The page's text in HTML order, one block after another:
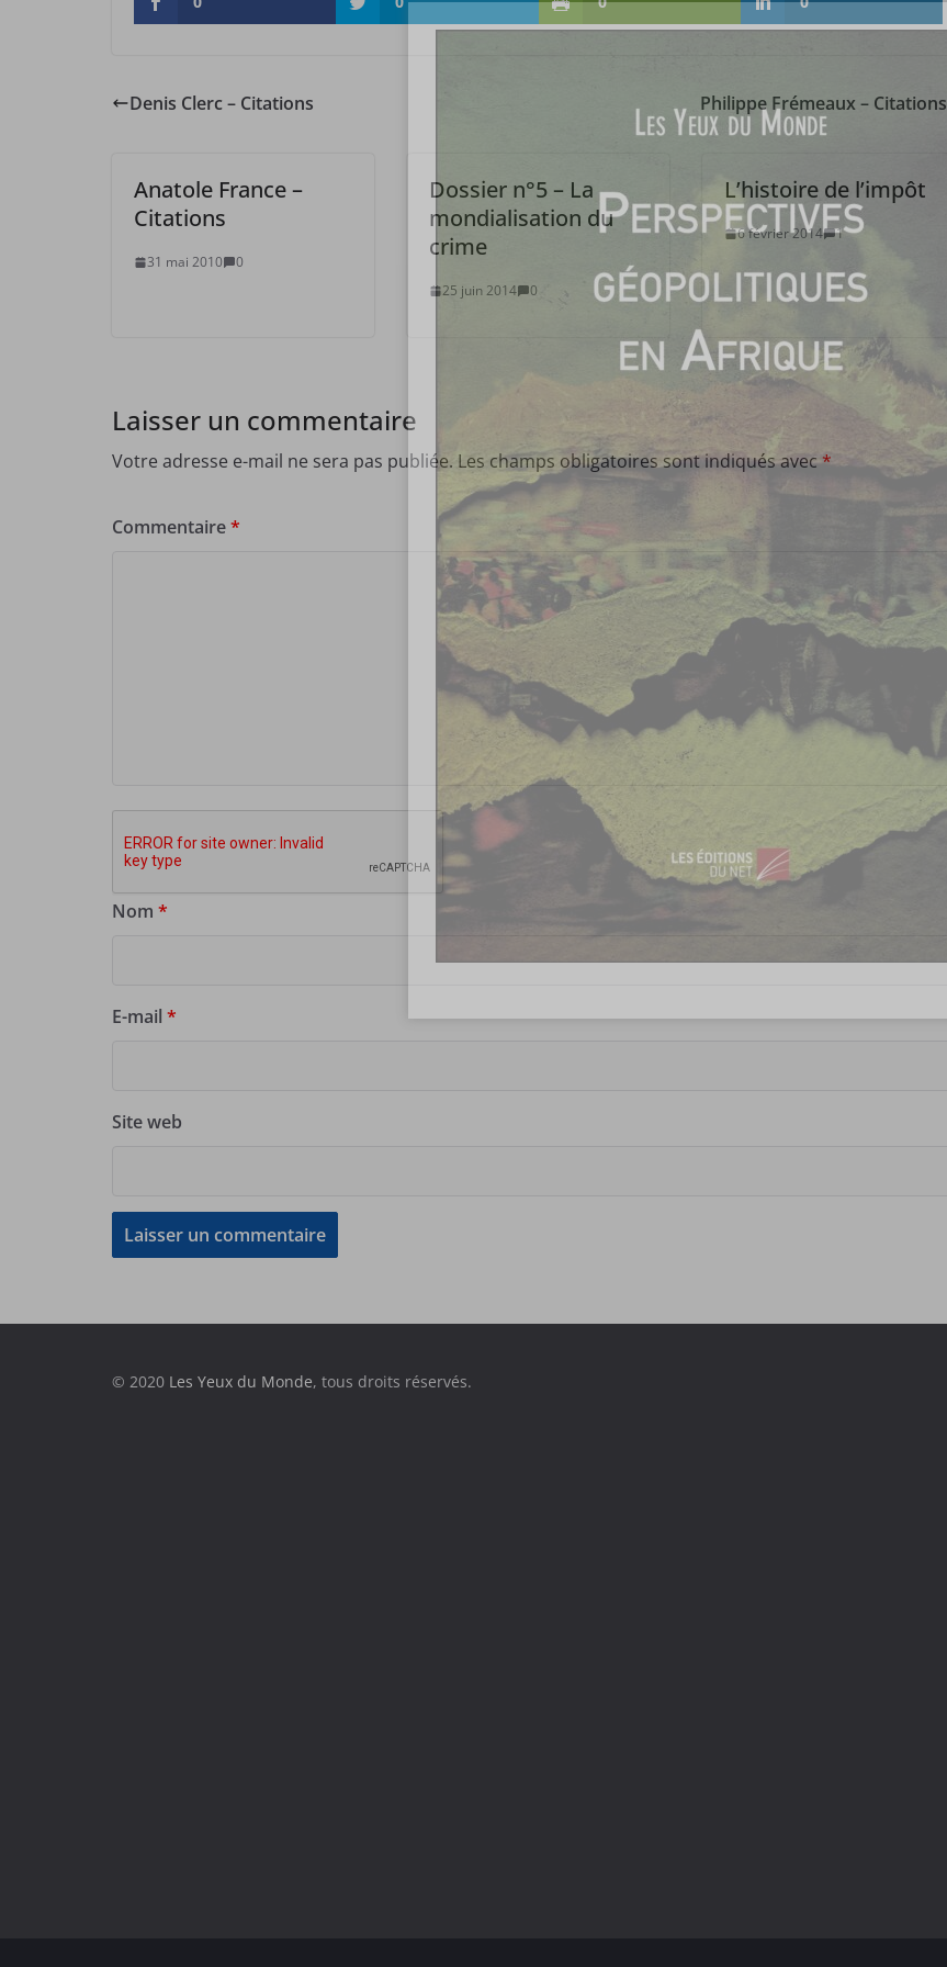
Denis Clerc – Citations Philippe Frémeaux – Citations
Anatole France –
Citations
31 mai 2010 0
Dossier n°5 – La
mondialisation du
crime
25 juin 2014 0
L’histoire de l’impôt
6 février 2014 1
Laisser un commentaire
Votre adresse e-mail ne sera pas publiée. Les champs obligatoires sont indiqués avec*
Commentaire*
Nom *
E-mail *
Site web
© 2020 Les Yeux du Monde, tous droits réservés.